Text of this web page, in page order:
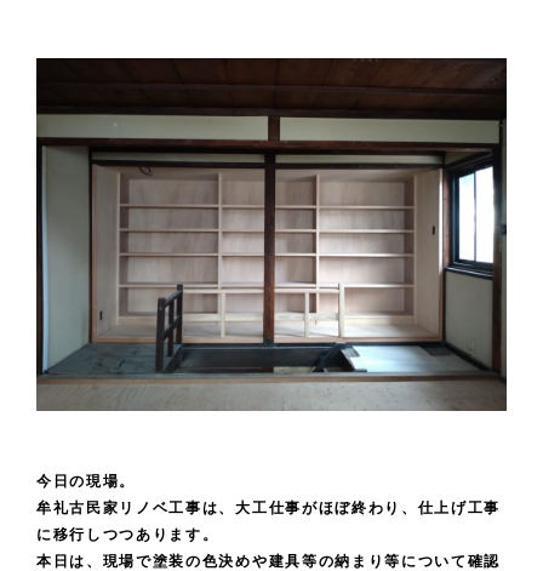
今日の現場。
牟礼古民家リノベ工事は、大工仕事がほぼ終わり、仕上げ工事
に移行しつつあります。
本日は、現場で塗装の色決めや建具等の納まり等について確認